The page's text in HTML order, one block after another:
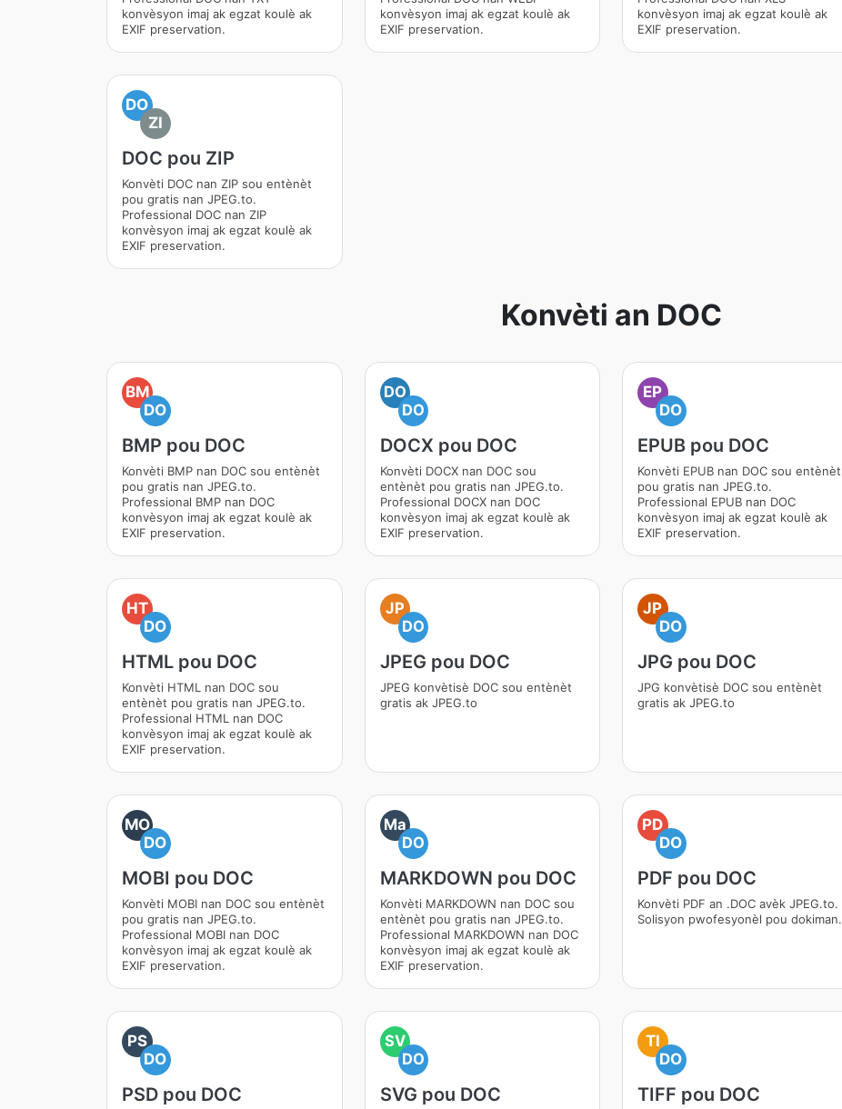
konvèsyon imaj ak egzat koulè ak
EXIF preservation.
konvèsyon imaj ak egzat koulè ak
EXIF preservation.
konvèsyon imaj ak egzat koulè ak
EXIF preservation.
DO
ZI
DOC pou ZIP
Konvèti DOC nan ZIP sou entènèt
pou gratis nan JPEG.to.
Professional DOC nan ZIP
konvèsyon imaj ak egzat koulè ak
EXIF preservation.
Konvèti an DOC
BM
DO
BMP pou DOC
Konvèti BMP nan DOC sou entènèt
pou gratis nan JPEG.to.
Professional BMP nan DOC
konvèsyon imaj ak egzat koulè ak
EXIF preservation.
DO
DO
DOCX pou DOC
Konvèti DOCX nan DOC sou
entènèt pou gratis nan JPEG.to.
Professional DOCX nan DOC
konvèsyon imaj ak egzat koulè ak
EXIF preservation.
EP
DO
EPUB pou DOC
Konvèti EPUB nan DOC sou entènèt
pou gratis nan JPEG.to.
Professional EPUB nan DOC
konvèsyon imaj ak egzat koulè ak
EXIF preservation.
HT
DO
HTML pou DOC
Konvèti HTML nan DOC sou
entènèt pou gratis nan JPEG.to.
Professional HTML nan DOC
konvèsyon imaj ak egzat koulè ak
EXIF preservation.
JP
DO
JPEG pou DOC
JPEG konvètisè DOC sou entènèt
gratis ak JPEG.to
JP
DO
JPG pou DOC
JPG konvètisè DOC sou entènèt
gratis ak JPEG.to
MO
DO
MOBI pou DOC
Konvèti MOBI nan DOC sou entènèt
pou gratis nan JPEG.to.
Professional MOBI nan DOC
konvèsyon imaj ak egzat koulè ak
EXIF preservation.
Ma
DO
MARKDOWN pou DOC
Konvèti MARKDOWN nan DOC sou
entènèt pou gratis nan JPEG.to.
Professional MARKDOWN nan DOC
konvèsyon imaj ak egzat koulè ak
EXIF preservation.
PD
DO
PDF pou DOC
Konvèti PDF an .DOC avèk JPEG.to.
Solisyon pwofesyonèl pou dokiman.
PS
DO
PSD pou DOC
SV
DO
SVG pou DOC
TI
DO
TIFF pou DOC